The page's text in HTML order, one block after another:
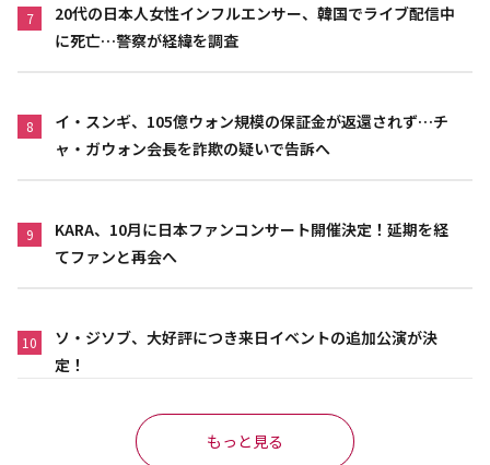
7
20代の日本人女性インフルエンサー、韓国でライブ配信中
に死亡…警察が経緯を調査
8
イ・スンギ、105億ウォン規模の保証金が返還されず…チ
ャ・ガウォン会長を詐欺の疑いで告訴へ
9
KARA、10月に日本ファンコンサート開催決定！延期を経
てファンと再会へ
10
ソ・ジソブ、大好評につき来日イベントの追加公演が決
定！
もっと見る